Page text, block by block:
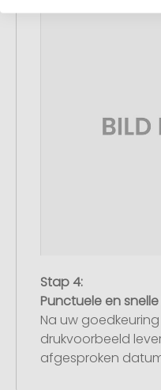
Stap 4:
Punctuele en
Na uw
drukvoorbeeld
afgesproken